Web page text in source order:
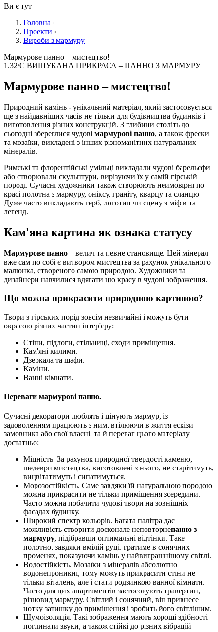
Ви є тут
Головна ›
Проекти ›
Вироби з мармуру
Мармурове панно – мистецтво!
1.32/С ВИШУКАНА ПРИКРАСА – ПАННО З МАРМУРУ
Мармурове панно – мистецтво!
Природний камінь - унікальний матеріал, який застосовується
ще з найдавніших часів не тільки для будівництва будинків і
виготовлення різних конструкцій. З глибини століть до
сьогодні збереглися чудові мармурові панно, а також фрески
та мозаїки, викладені з інших різноманітних натуральних
мінералів.
Римські та флорентійські умільці викладали чудові барельєфи
або створювали скульптури, вирізуючи їх у самій гірській
породі. Сучасні художники також створюють неймовірні по
красі полотна з мармуру, оніксу, граніту, кварцу та сланцю.
Дуже часто викладають герб, логотип чи сцену з міфів та
легенд.
Кам'яна картина як ознака статусу
Мармурове панно – велич та певне становище. Цей мінерал
вже сам по собі є витвором мистецтва за рахунок унікального
малюнка, створеного самою природою. Художники та
дизайнери навчилися вдягати цю красу в чудові зображення.
Що можна прикрасити природною картиною?
Твори з гірських порід зовсім незвичайні і можуть бути
окрасою різних частин інтер'єру:
Стіни, підлоги, стільниці, сходи приміщення.
Кам'яні килими.
Дзеркала та шафи.
Каміни.
Ванні кімнати.
Переваги мармурові панно.
Сучасні декоратори люблять і цінують мармур, із
задоволенням працюють з ним, втілюючи в життя ескізи
замовника або свої власні, та й переваг цього матеріалу
достатньо:
Міцність. За рахунок природної твердості каменю,
шедеври мистецтва, виготовлені з нього, не старітимуть,
вицвітатимуть і сипатимуться.
Морозостійкість. Саме завдяки їй натуральною породою
можна прикрасити не тільки приміщення зсередини.
Часто можна побачити чудові твори на зовнішніх
фасадах будинку.
Широкий спектр кольорів. Багата палітра дає
можливість створити досконале неповторнепанно з
мармуру, підібравши оптимальні відтінки. Таке
полотно, завдяки вмілій руці, гратиме в сонячних
променях, показуючи камінь у найвиграшнішому світлі.
Водостійкість. Мозаїки з мінералів абсолютно
водонепроникні, тому можуть прикрасити стіни не
тільки віталень, але і стати родзинкою ванної кімнати.
Часто для цих апартаментів застосовують травертин,
різновид мармуру. Світлий і сонячний, він привнесе
нотку затишку до приміщення і зробить його світлішим.
Шумоізоляція. Такі зображення мають хороші здібності
поглинати звуки, а також стійкі до різних вібрацій